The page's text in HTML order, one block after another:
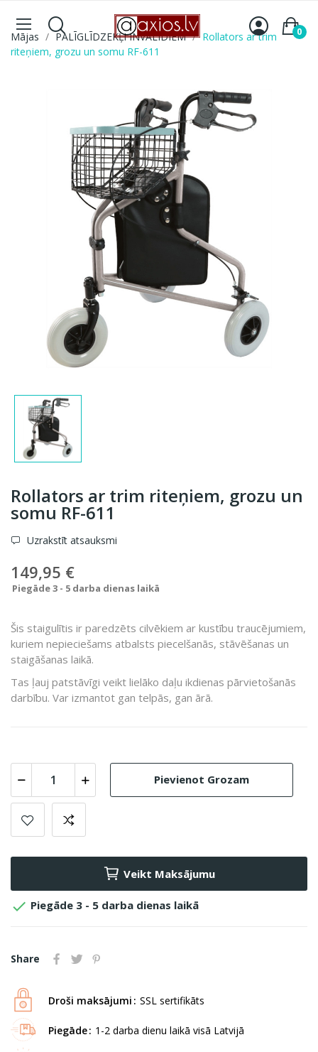
0
Mājas PALĪGLĪDZEKĻI INVALĪDIEM
Rollators ar trim
riteņiem, grozu un somu RF-611
Rollators ar trim riteņiem, grozu un
somu RF-611
Uzrakstīt atsauksmi
149,95 €
Piegāde 3 - 5 darba dienas laikā
Šis staigulītis ir paredzēts cilvēkiem ar kustību traucējumiem,
kuriem nepieciešams atbalsts piecelšanās, stāvēšanas un
staigāšanas laikā.
Tas ļauj patstāvīgi veikt lielāko daļu ikdienas pārvietošanās
darbību. Var izmantot gan telpās, gan ārā.
Pievienot Grozam
Veikt Maksājumu
 Piegāde 3 - 5 darba dienas laikā
Share
Droši maksājumi SSL sertifikāts
Piegāde 1-2 darba dienu laikā visā Latvijā